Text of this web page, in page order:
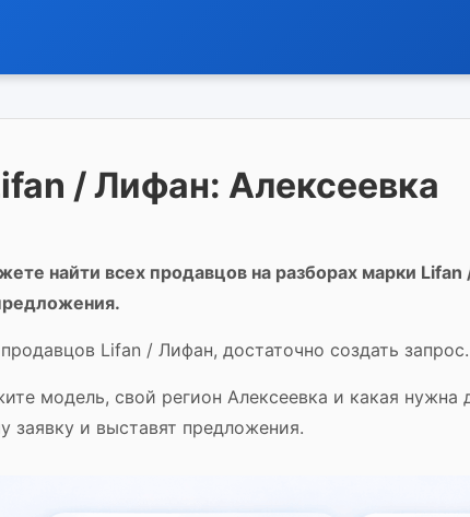
/ Лифан: Алексеевка
найти всех продавцов на разборах марки
Lifan / Лифан, достаточно создать запрос.
модель, свой регион Алексеевка и какая нужна
заявку и выставят предложения.